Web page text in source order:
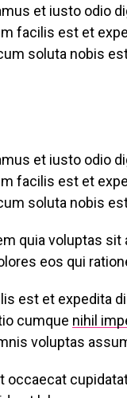
et iusto odio
facilis est et
soluta nobis
et iusto odio
facilis est et
soluta nobis
quia voluptas
eos qui
est et expedita
cumque nihil
voluptas
occaecat